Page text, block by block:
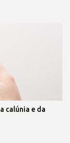
calúnia e da